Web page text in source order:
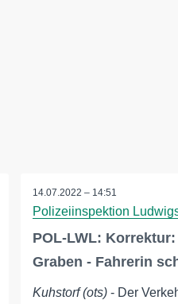
14.07.2022 – 14:51
Polizeiinspektion
POL-LWL:
Graben - Fahrerin
Kuhstorf (ots)- Der